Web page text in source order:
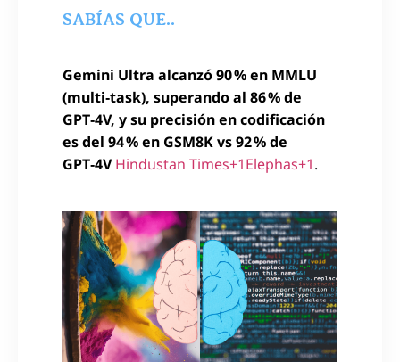
SABÍAS QUE..
Gemini Ultra alcanzó 90 % en MMLU
(multi‑task), superando al 86 % de
GPT‑4V, y su precisión en codificación
es del 94 % en GSM8K vs 92 % de
GPT‑4V Hindustan Times+1Elephas+1.